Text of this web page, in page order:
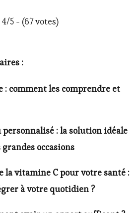
4/5 - (67 votes)
:
: comment les comprendre et
personnalisé : la solution idéale
occasions
la vitamine C pour votre santé :
à votre quotidien ?